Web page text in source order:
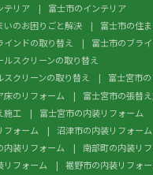
テリア
富士市のインテリア
いのお困りごと解決
富士市の住
インドの取り替え
富士市のブラ
ルスクリーンの取り替え
スクリーンの取り替え
富士宮市
床のリフォーム
富士宮市の張替
施工
富士宮市の内装リフォーム
フォーム
沼津市の内装リフォーム
内装リフォーム
南部町の内装リ
リフォーム
裾野市の内装リフォ